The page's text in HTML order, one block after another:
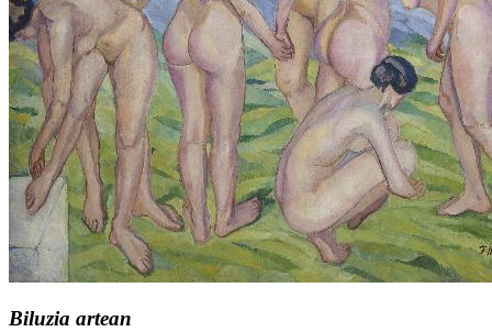
Biluzia artean